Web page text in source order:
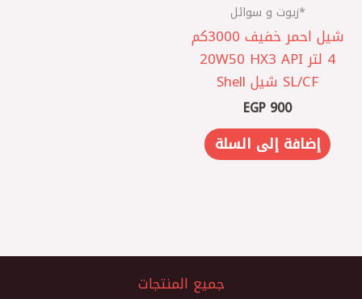
*زيوت و سوائل
شيل احمر خفيف 3000كم
4 لتر 20W50 HX3 API
SL/CF شيل Shell
EGP 900
إضافة إلى السلة
جميع المنتجات